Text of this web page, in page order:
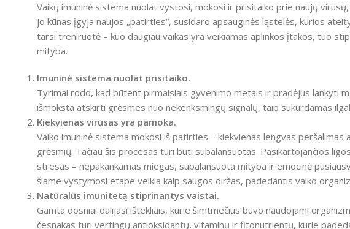
Vaikų imuninė sistema nuolat vystosi, mokosi ir prisitaiko prie naujų
jo kūnas įgyja naujos „patirties“, susidaro apsauginės ląstelės, kurios
tarsi treniruotė – kuo daugiau vaikas yra veikiamas aplinkos įtakos, tuo
mityba.
Imuninė sistema nuolat prisitaiko.
Tyrimai rodo, kad būtent pirmaisiais gyvenimo metais ir pradėjus lankyti
išmoksta atskirti grėsmes nuo nekenksmingų signalų, taip sukurdamas
Kiekvienas virusas yra pamoka.
Vaiko imuninė sistema mokosi iš patirties – kiekvienas lengvas
grėsmių. Tačiau šis procesas turi būti subalansuotas. Pasikartojančios
stresas – nepakankamas miegas, subalansuota mityba ir emocinė
šiame vystymosi etape veikia kaip saugos diržas, padedantis vaiko
Natūralūs imunitetą stiprinantys vaistai.
Gamta dosniai dalijasi ištekliais, kurie šimtmečius buvo naudojami
česnakas turi vertingų antioksidantų, vitaminų ir fitonutrientų, kurie